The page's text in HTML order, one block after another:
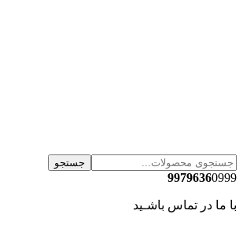
جستجو
99796360999
با ما در تماس باشـید